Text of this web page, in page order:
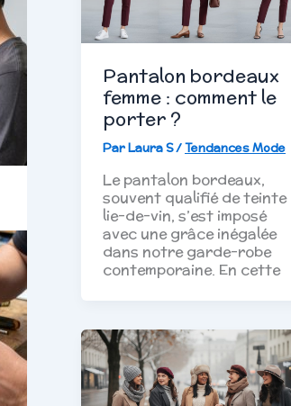
Pantalon bordeaux
femme : comment le
porter ?
ParLaura S/Tendances Mode
Le pantalon bordeaux,
souvent qualifié de teinte
lie-de-vin, s’est imposé
avec une grâce inégalée
dans notre garde-robe
contemporaine. En cette